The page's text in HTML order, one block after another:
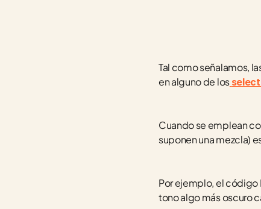
Tal como señalamos,
en alguno de los
Cuando se emplean
suponen una mezcla)
Por ejemplo, el código
tono algo más oscuro